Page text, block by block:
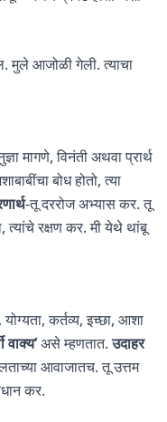
मुले आजोळी गेली. त्याचा
मागणे, विनंती अथवा प्रार्थ
बोध होतो, त्या
-तू दररोज अभ्यास कर. तू
त्यांचे रक्षण कर. मी येथे थांबू
कर्तव्य, इच्छा, आशा
वाक्य’असे म्हणतात.उदाहर
आवाजातच. तू उत्तम
कर.